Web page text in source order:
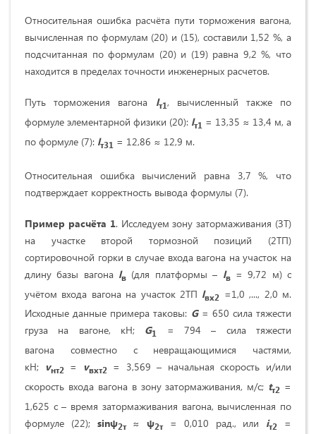
Относительная ошибка расчёта пути торможения вагона,
вычисленная по формулам (20) и (15), составили 1,52 %, а
подсчитанная по формулам (20) и (19) равна 9,2 %, что
находится в пределах точности инженерных расчетов.
Путь торможения вагона lт1, вычисленный также по
формуле элементарной физики (20): lт1 = 13,35 ≈ 13,4 м, а
по формуле (7): lт31 = 12,86 ≈ 12,9 м.
Относительная ошибка вычислений равна 3,7 %, что
подтверждает корректность вывода формулы (7).
Пример расчёта 1. Исследуем зону затормаживания (ЗТ)
на участке второй тормозной позиций (2ТП)
сортировочной горки в случае входа вагона на участок на
длину базы вагона lв (для платформы – lв = 9,72 м) с
учётом входа вагона на участок 2ТП lвх2 =1,0 ,..., 2,0 м.
Исходные данные примера таковы: G= 650 сила тяжести
груза на вагоне, кН; G1
= 794 – сила тяжести
вагона совместно с невращающимися частями,
кН; vнт2= vвхт2= 3,569 – начальная скорость и/или
скорость входа вагона в зону затормаживания, м/с; tт2 =
1,625 с – время затормаживания вагона, вычисленная по
формуле (22); sinψ2т≈ψ2т= 0,010 рад., или iт2
=